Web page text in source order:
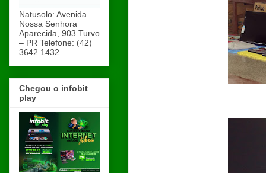
Natusolo: Avenida
Nossa Senhora
Aparecida, 903 Turvo
– PR Telefone: (42)
3642 1432.
Chegou o infobit
play